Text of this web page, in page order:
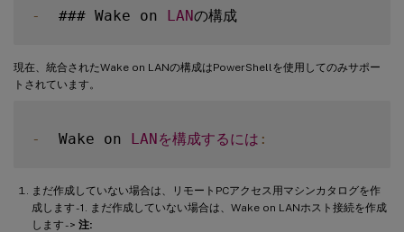
-
  ### Wake on
LAN
現在、統合されたWake on LANの構成はPowerShellを使用してのみサポー
トされています。
-
  Wake on
LANを構成するには :
まだ作成していない場合は、リモートPCアクセス用マシンカタログを作
成します - 1. まだ作成していない場合は、Wake on LANホスト接続を作成
します - > 注: